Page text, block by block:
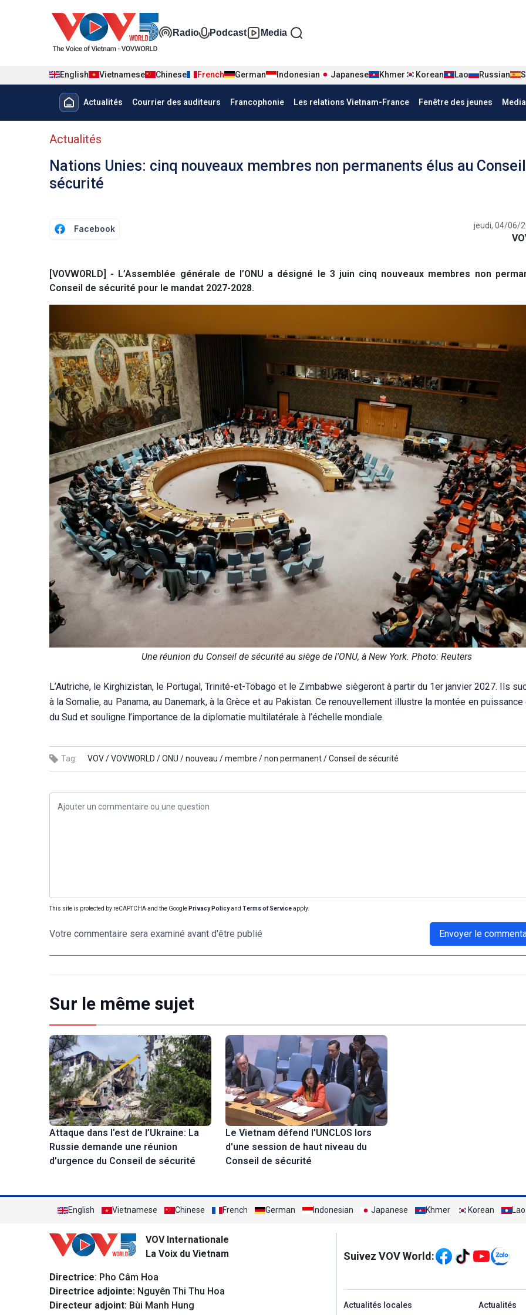
Đa phương tiện tiếng Pháp
Radio Podcast Media
English Vietnamese Chinese French German Indonesian Japanese Khmer Korean Lao Russian
Menu trang chủ tiếng Pháp
Actualités Courrier des auditeurs Francophonie Les relations Vietnam-France Fenêtre des jeunes Media
menu phụ tiếng Pháp
Actualités
Nations Unies: cinq nouveaux membres non permanents élus au
sécurité
Facebook jeudi, 04/06/
[VOVWORLD] - L’Assemblée générale de l’ONU a désigné le 3 juin cinq nouveaux membres non
Conseil de sécurité pour le mandat 2027-2028.
Une réunion du Conseil de sécurité au siège de l'ONU, à New York. Photo: Reuters
L’Autriche, le Kirghizistan, le Portugal, Trinité-et-Tobago et le Zimbabwe siègeront à partir du 1er janvier 2027. Ils
à la Somalie, au Panama, au Danemark, à la Grèce et au Pakistan. Ce renouvellement illustre la montée en
du Sud et souligne l’importance de la diplomatie multilatérale à l’échelle mondiale.
Tag: VOV /VOVWORLD /ONU /nouveau /membre /non permanent /Conseil de sécurité
This site is protected by reCAPTCHA and the Google Privacy Policyand Terms of Serviceapply.
Votre commentaire sera examiné avant d'être publié Envoyer le
Sur le même sujet
Attaque dans l’est de l’Ukraine: La
Russie demande une réunion
d’urgence du Conseil de sécurité
Le Vietnam défend l'UNCLOS lors
d'une session de haut niveau du
Conseil de sécurité
English Vietnamese Chinese French German Indonesian Japanese Khmer Korean Lao
VOV Internationale
La Voix du Vietnam
Directrice: Pho Câm Hoa
Directrice adjointe: Nguyên Thi Thu Hoa
Directeur adjoint: Bùi Manh Hung
Mạng xã hội
Suivez VOV World:
menu footer tiếng
Actualités locales Actualités